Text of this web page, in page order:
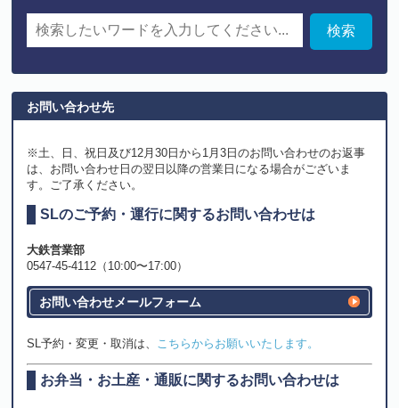
お問い合わせ先
※土、日、祝日及び12月30日から1月3日のお問い合わせのお返事
は、お問い合わせ日の翌日以降の営業日になる場合がございま
す。ご了承ください。
SLのご予約・運行に関するお問い合わせは
大鉄営業部
0547-45-4112（10:00〜17:00）
お問い合わせメールフォーム
SL予約・変更・取消は、 こちらからお願いいたします。
お弁当・お土産・通販に関するお問い合わせは